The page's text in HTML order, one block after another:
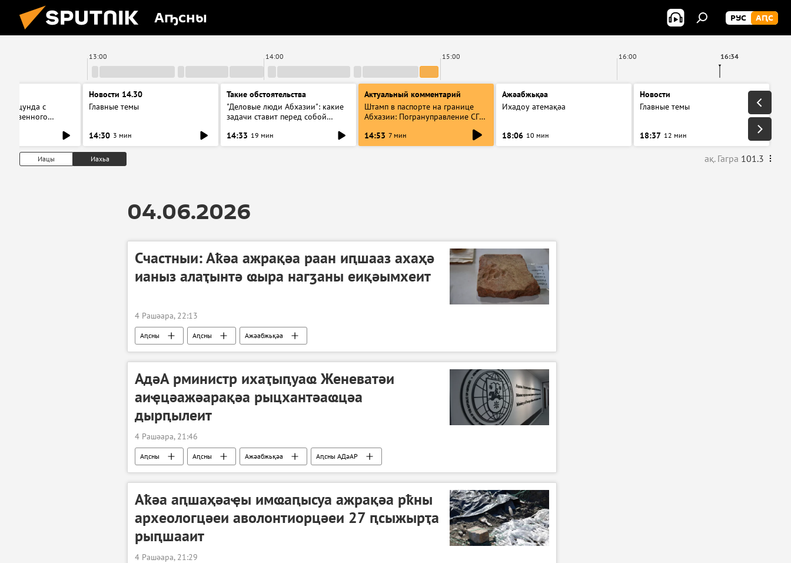
Аҧсны РУС АԤС
13:00 14:00 15:00 16:00 16:34
Пицунда с
Новости 14.30
Главные темы
14:30 3 мин
Такие обстоятельства
"Деловые люди Абхазии": какие
задачи ставит перед собой
14:33 19 мин
Актуальный комментарий
Штамп в паспорте на границе
Абхазии: Погрануправление СГБ
туристов
14:53 7 мин
Ажәабжьқәа
Ихадоу атемақәа
18:06 10 мин
Новости
Главные темы
18:37 12 мин
Иацы Иахьа ақ. Гагра 101.3
04.06.2026
Счастныи: Аҟәа ажрақәа раан иԥшааз ахаҳә
ианыз алаҭынтә ҩыра нагӡаны еиқәымхеит
4 Рашәара, 22:13
Аԥсны Аԥсны Ажәабжьқәа
АдәА рминистр ихаҭыԥуаҩ Женеватәи
аиҿцәажәарақәа рыцхантәаҩцәа
дырԥылеит
4 Рашәара, 21:46
Аԥсны Аԥсны Ажәабжьқәа Аԥсны АДәАР
Аҟәа аԥшаҳәаҿы имҩаԥысуа ажрақәа рҟны
археологцәеи аволонтиорцәеи 27 ԥсыжырҭа
рыԥшааит
4 Рашәара, 21:29